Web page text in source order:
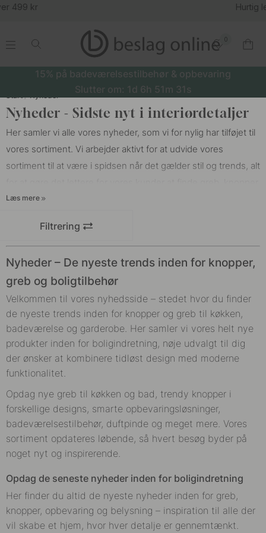
.
0
.
15% på badeværelsestilbehør & opbevaring
Slutter om: 1d 6h 51m 31s
Start Nyheder
Nyheder - Sidste nyt i interiørdetaljer
Her samler vi alle vores nyheder, som vi for nylig har tilføjet til
vores sortiment. Vi arbejder aktivt for at udvide vores
sortiment til at være i spidsen når det gælder stil og trends, alt
dørhåndtag
perfekte blanding af produkter. Hold øje her, så du holder dig
opdateret med alle nyheder!
Læs mere
Filtrering
Nyheder – De nyeste trends inden for knopper,
greb og boligtilbehør
Velkommen til vores nyhedsside – stedet hvor du finder
de nyeste trends inden for knopper og greb til køkken,
badeværelse og garderobe. Her samler vi vores helt nye
produkter inden for boligindretning, nøje udvalgt til dig
der ønsker at kombinere tidløst design med moderne
funktionalitet.
Opdag nye greb til køkken og bad, trendy knopper i
forskellige designs, smarte opbevaringsløsninger,
badeværelsestilbehør, duftpinde og meget mere. Vores
sortiment opdateres løbende, så hvert besøg byder på
noget nyt og inspirerende.
Opdag de seneste nyheder inden for boligindretning
Her finder du altid de nyeste nyheder inden for greb,
knopper, opbevaring og belysning – inspiration til alle der
vil skabe et hjem, hvor hver detalje er gennemtænkt.